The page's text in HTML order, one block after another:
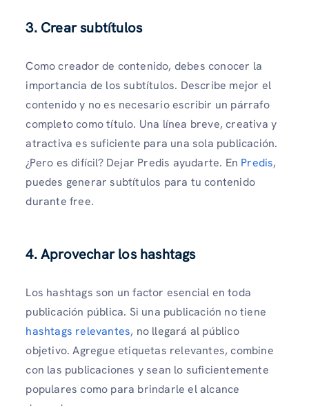
3. Crear subtítulos
Como creador de contenido, debes conocer la
importancia de los subtítulos. Describe mejor el
contenido y no es necesario escribir un párrafo
completo como título. Una línea breve, creativa y
atractiva es suficiente para una sola publicación.
¿Pero es difícil? Dejar Predis ayudarte. En Predis,
puedes generar subtítulos para tu contenido
durante free.
4. Aprovechar los hashtags
Los hashtags son un factor esencial en toda
publicación pública. Si una publicación no tiene
hashtags relevantes, no llegará al público
objetivo. Agregue etiquetas relevantes, combine
con las publicaciones y sean lo suficientemente
populares como para brindarle el alcance